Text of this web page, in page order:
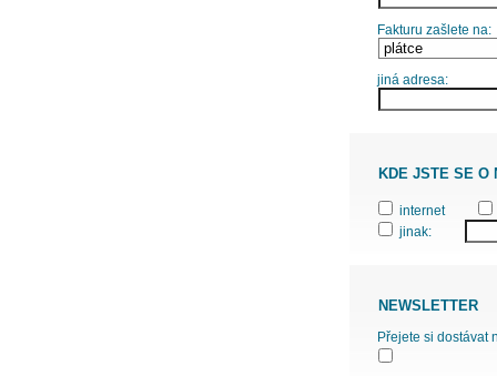
Fakturu zašlete na:
jiná adresa:
KDE JSTE SE O
internet
jinak:
NEWSLETTER
Přejete si dostávat